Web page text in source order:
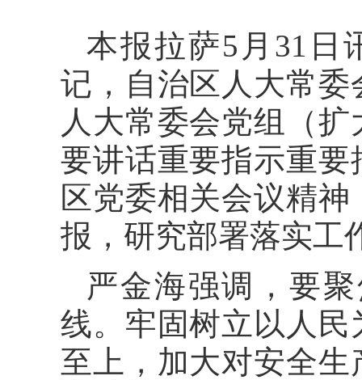
本报拉萨5月31日
记，自治区人大常
人大常委会党组（
要讲话重要指示重
区党委相关会议精
报，研究部署落实工
严金海强调，要
线。牢固树立以人
至上，加大对安全